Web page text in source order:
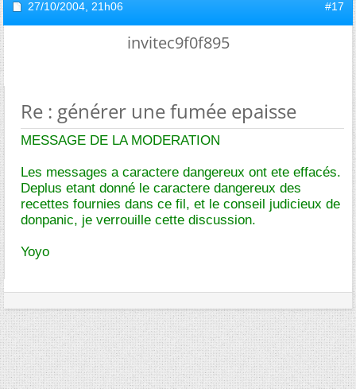
27/10/2004, 21h06 #17
invitec9f0f895
Re : générer une fumée epaisse
MESSAGE DE LA MODERATION
Les messages a caractere dangereux ont ete effacés.
Deplus etant donné le caractere dangereux des
recettes fournies dans ce fil, et le conseil judicieux de
donpanic, je verrouille cette discussion.
Yoyo